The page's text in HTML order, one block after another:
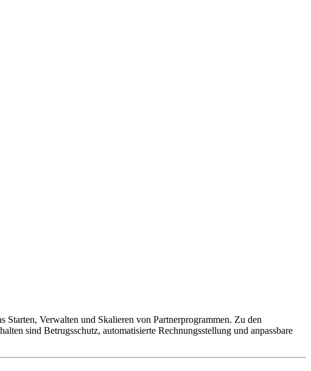
Verwalten und Skalieren von Partnerprogrammen. Zu den
sind Betrugsschutz, automatisierte Rechnungsstellung und anpassbare